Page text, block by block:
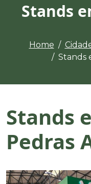
Stands
Home
Stands
Stands
Pedras